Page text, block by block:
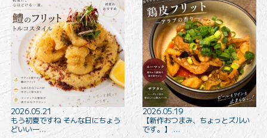
2026.05.21
もう初夏ですね そんな日にちょう
どいい一…
2026.05.19
【新作おつまみ、ちょっとズルい
です。】 …